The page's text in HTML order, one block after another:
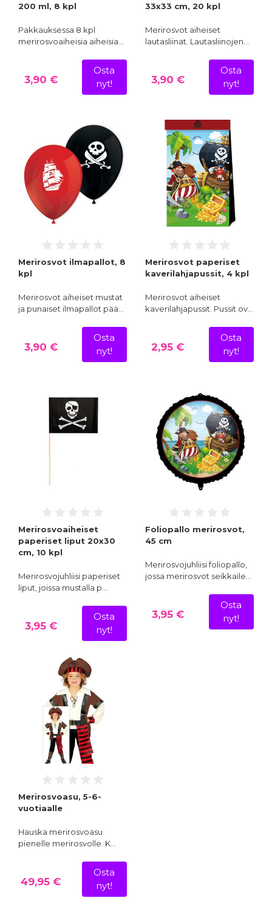
200 ml, 8 kpl
Pakkauksessa 8 kpl
merirosvoaiheisia aiheisia…
3,90 €
Osta
nyt!
33x33 cm, 20 kpl
Merirosvot aiheiset
lautasliinat. Lautasliinojen…
3,90 €
Osta
nyt!
Merirosvot ilmapallot, 8
kpl
Merirosvot aiheiset mustat
ja punaiset ilmapallot pää…
3,90 €
Osta
nyt!
Merirosvot paperiset
kaverilahjapussit, 4 kpl
Merirosvot aiheiset
kaverilahjapussit. Pussit ov…
2,95 €
Osta
nyt!
Merirosvoaiheiset
paperiset liput 20x30
cm, 10 kpl
Merirosvojuhliisi paperiset
liput, joissa mustalla p…
3,95 €
Osta
nyt!
Foliopallo merirosvot,
45 cm
Merirosvojuhliisi foliopallo,
jossa merirosvot seikkaile…
3,95 €
Osta
nyt!
Merirosvoasu, 5-6-
vuotiaalle
Hauska merirosvoasu
pienelle merirosvolle. K…
49,95 €
Osta
nyt!